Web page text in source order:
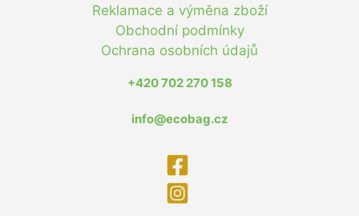
Reklamace a výměna zboží
Obchodní podmínky
Ochrana osobních údajů
+420 702 270 158
info@ecobag.cz